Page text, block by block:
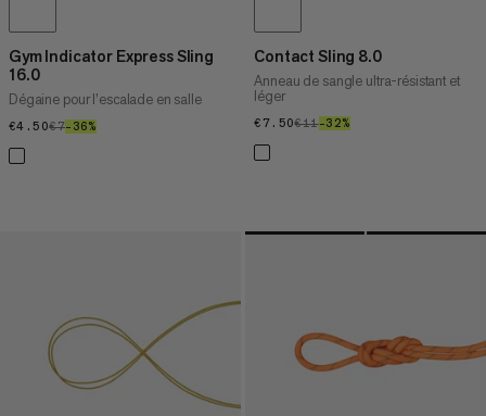
Gym Indicator Express Sling
16.0
Dégaine pour l’escalade en salle
€4.50€4.50
€7€7
–36%
Contact Sling 8.0
Anneau de sangle ultra-résistant et
léger
€7.50€7.50
€11€11
–32%